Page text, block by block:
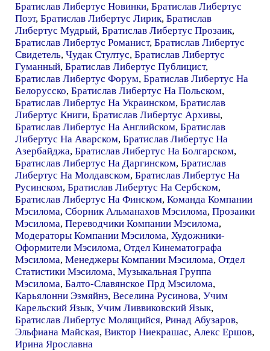
Братислав Либертус Новинки, Братислав Либертус
Поэт, Братислав Либертус Лирик, Братислав
Либертус Мудрый, Братислав Либертус Прозаик,
Братислав Либертус Романист, Братислав Либертус
Свидетель, Чудак Стултус, Братислав Либертус
Гуманный, Братислав Либертус Публицист,
Братислав Либертус Форум, Братислав Либертус На
Белорусско, Братислав Либертус На Польском,
Братислав Либертус На Украинском, Братислав
Либертус Книги, Братислав Либертус Архивы,
Братислав Либертус На Английском, Братислав
Либертус На Аварском, Братислав Либертус На
Азербайджа, Братислав Либертус На Болгарском,
Братислав Либертус На Даргинском, Братислав
Либертус На Молдавском, Братислав Либертус На
Русинском, Братислав Либертус На Сербском,
Братислав Либертус На Финском, Команда Компании
Мэсилома, Сборник Альманахов Мэсилома, Прозаики
Мэсилома, Переводчики Компании Мэсилома,
Модераторы Компании Мэсилома, Художники-
Оформители Мэсилома, Отдел Кинематографа
Мэсилома, Менеджеры Компании Мэсилома, Отдел
Статистики Мэсилома, Музыкальная Группа
Мэсилома, Балто-Славянское Прд Мэсилома,
Карьялонни Эзмяйнэ, Веселина Русинова, Учим
Карельский Язык, Учим Ливвиковский Язык,
Братислав Либертус Молящийся, Ринад Абузаров,
Эльфиана Майская, Виктор Ниекрашас, Алекс Ершов,
Ирина Ярославна